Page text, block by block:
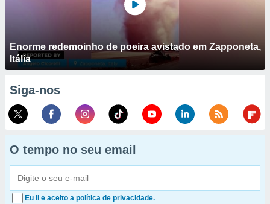
Enorme redemoinho de poeira avistado em Zapponeta,
Itália
Siga-nos
O tempo no seu email
Eu li e aceito a política de privacidade.